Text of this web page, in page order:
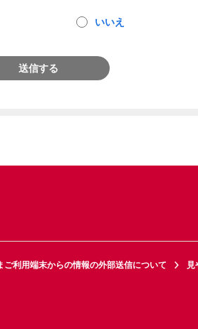
いいえ
送信する
ご利用端末からの情報の外部送信について
見